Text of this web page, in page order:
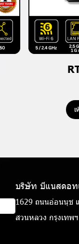
บริษัท บีแนสดอท
1629 ถนนอ่อนนุช
สวนหลวง กรุงเทพ